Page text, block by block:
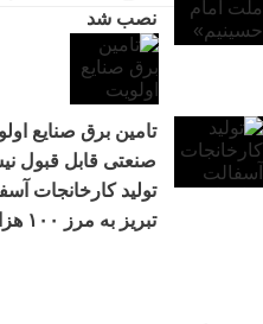
نصب شد
تامین برق صنایع
صنعتی قابل قبول
تولید کارخانجات
تبریز به مرز ۱۰۰ هزار تن نزدیک شد